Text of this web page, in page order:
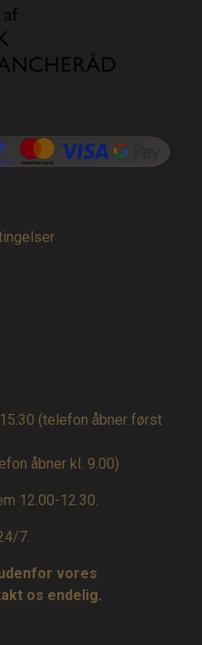
(telefon åbner først
åbner kl. 9.00)
12.00-12.30.
7.
vores
os endelig.